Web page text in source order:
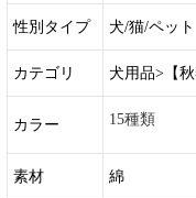
性別タイプ 犬/猫/ペット
カテゴリ 犬用品>【
カラー 15種類
素材 綿